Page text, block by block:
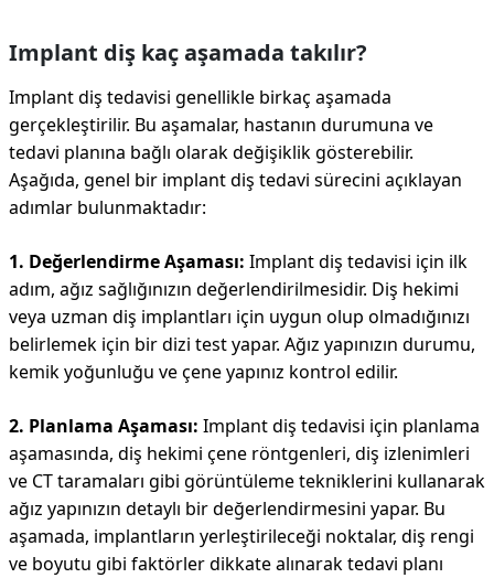
Implant diş kaç aşamada takılır?
Implant diş tedavisi genellikle birkaç aşamada
gerçekleştirilir. Bu aşamalar, hastanın durumuna ve
tedavi planına bağlı olarak değişiklik gösterebilir.
Aşağıda, genel bir implant diş tedavi sürecini açıklayan
adımlar bulunmaktadır:
1. Değerlendirme Aşaması: Implant diş tedavisi için ilk
adım, ağız sağlığınızın değerlendirilmesidir. Diş hekimi
veya uzman diş implantları için uygun olup olmadığınızı
belirlemek için bir dizi test yapar. Ağız yapınızın durumu,
kemik yoğunluğu ve çene yapınız kontrol edilir.
2. Planlama Aşaması: Implant diş tedavisi için planlama
aşamasında, diş hekimi çene röntgenleri, diş izlenimleri
ve CT taramaları gibi görüntüleme tekniklerini kullanarak
ağız yapınızın detaylı bir değerlendirmesini yapar. Bu
aşamada, implantların yerleştirileceği noktalar, diş rengi
ve boyutu gibi faktörler dikkate alınarak tedavi planı